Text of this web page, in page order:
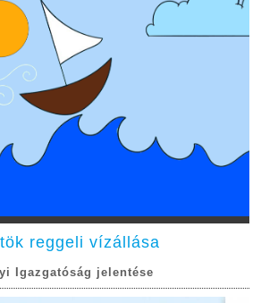
reggeli vízállása
Igazgatóság jelentése